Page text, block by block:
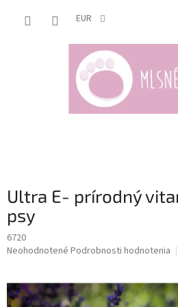
EUR
Ultra E- prírodný
psy
6720
Priemerné
je
0,0
Neohodnotené Podrobnosti hodnotenia